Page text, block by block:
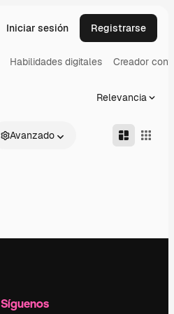
Iniciar sesión Registrarse
Habilidades digitales Creador
Relevancia
Avanzado
Síguenos